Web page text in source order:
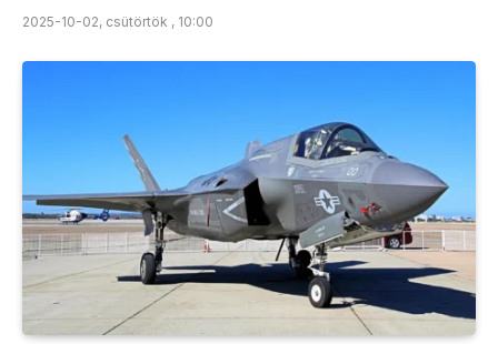
2025-10-02, csütörtök , 10:00